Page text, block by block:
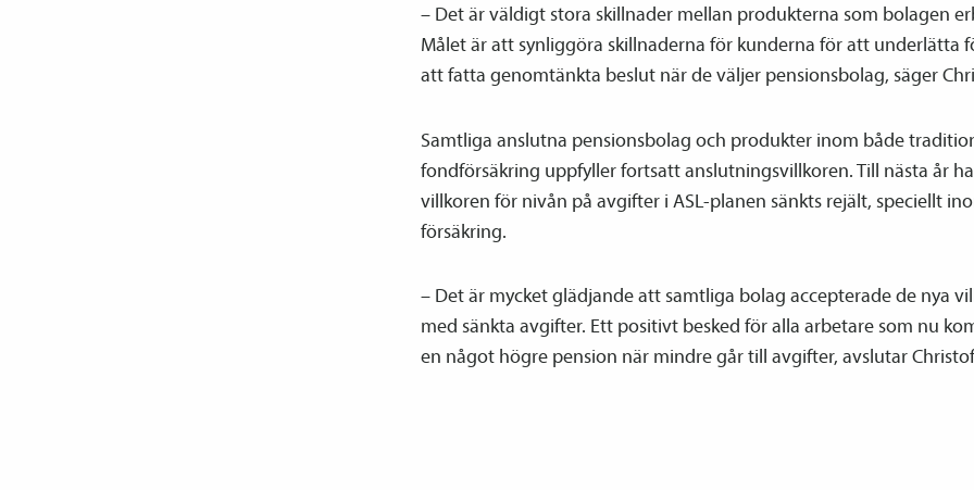
– Det är väldigt stora skillnader mellan produkterna som bolagen
Målet är att synliggöra skillnaderna för kunderna för att underlätta
att fatta genomtänkta beslut när de väljer pensions­bolag, säger
Samtliga anslutna pensions­bolag och produkter inom både
fond­försäkring uppfyller fortsatt anslutningsvillkoren. Till nästa år
villkoren för nivån på avgifter i ASL-planen sänkts rejält, speciellt
försäkring.
– Det är mycket glädjande att samtliga bolag accepterade de nya
med sänkta avgifter. Ett positivt besked för alla arbetare som nu
en något högre pension när mindre går till avgifter, avslutar